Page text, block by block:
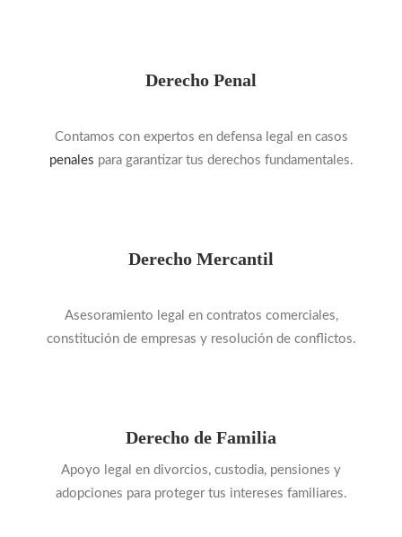
Derecho Penal
Contamos con expertos en defensa legal en casos
penales para garantizar tus derechos fundamentales.
Derecho Mercantil
Asesoramiento legal en contratos comerciales,
constitución de empresas y resolución de conflictos.
Derecho de Familia
Apoyo legal en divorcios, custodia, pensiones y
adopciones para proteger tus intereses familiares.